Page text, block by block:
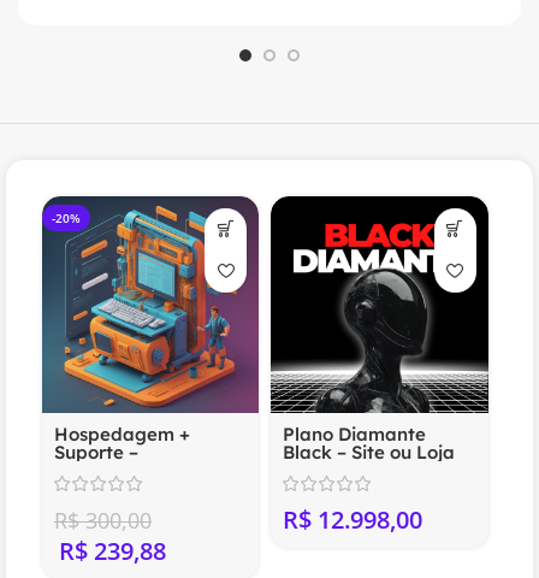
-20%
Hospedagem +
Suporte –
Compartilhada
(Anual)
R$300,00
R$ 239,88
Plano Diamante
Black – Site ou Loja
Virtual Profissional
R$